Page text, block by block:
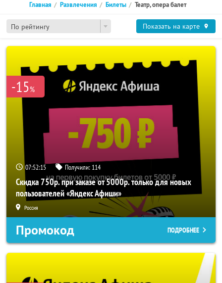
По рейтингу
Главная Развлечения Билеты Театр, опера балет
Показать на карте
-15%
07:52:15 Получили: 114
Скидка 750р. при заказе от 5000р. только для новых
пользователей «Яндекс Афиши»
Россия
Промокод ПОДРОБНЕЕ